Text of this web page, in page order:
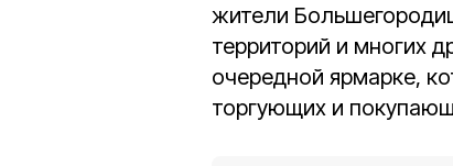
жители
территорий и многих
очередной ярмарке,
торгующих и